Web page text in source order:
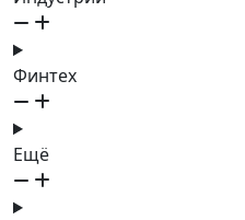
Финтех
Ещё